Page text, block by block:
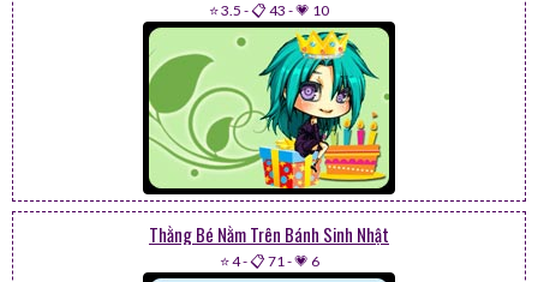
⭐ 3.5 -📋 43 -💗 10
Thằng Bé Nằm Trên Bánh Sinh Nhật
⭐ 4-📋 71-💗 6